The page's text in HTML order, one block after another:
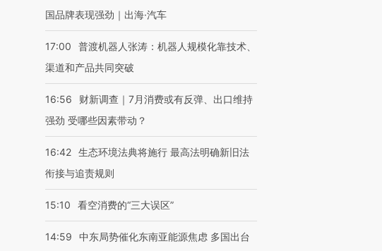
国品牌表现强劲｜出海·汽车
17:00
普渡机器人张涛：机器人规模化靠技术、
渠道和产品共同突破
16:56
财新调查｜7月消费或有反弹、出口维持
强劲 受哪些因素带动？
16:42 生态环境法典将施行 最高法明确新旧法
衔接与追责规则
15:10 看空消费的“三大误区”
14:59
中东局势催化东南亚能源焦虑 多国出台